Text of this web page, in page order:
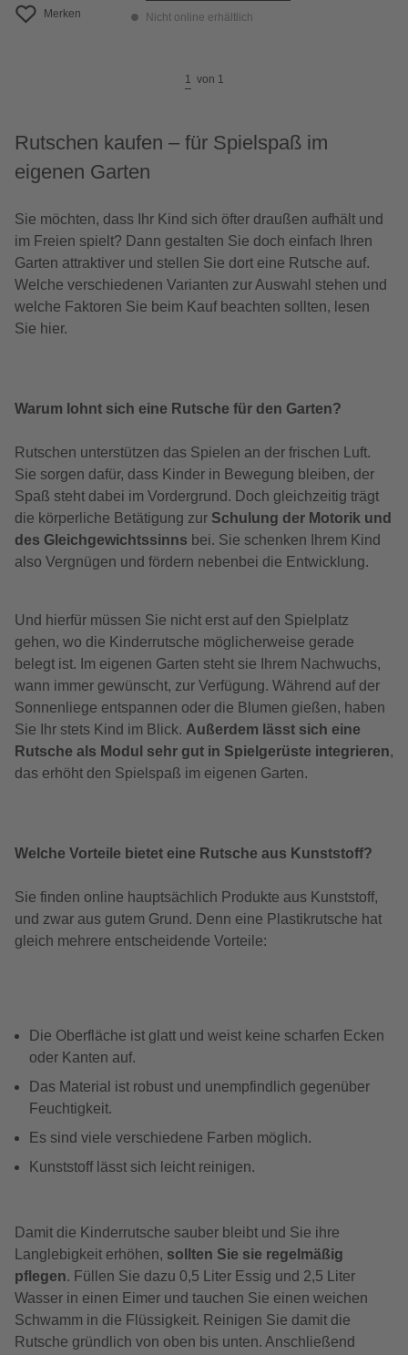
Merken Nicht online erhältlich
1 von 1
Rutschen kaufen – für Spielspaß im
eigenen Garten
Sie möchten, dass Ihr Kind sich öfter draußen aufhält und
im Freien spielt? Dann gestalten Sie doch einfach Ihren
Garten attraktiver und stellen Sie dort eine Rutsche auf.
Welche verschiedenen Varianten zur Auswahl stehen und
welche Faktoren Sie beim Kauf beachten sollten, lesen
Sie hier.
Warum lohnt sich eine Rutsche für den Garten?
Rutschen unterstützen das Spielen an der frischen Luft.
Sie sorgen dafür, dass Kinder in Bewegung bleiben, der
Spaß steht dabei im Vordergrund. Doch gleichzeitig trägt
die körperliche Betätigung zur Schulung der Motorik und
des Gleichgewichtssinns bei. Sie schenken Ihrem Kind
also Vergnügen und fördern nebenbei die Entwicklung.
Und hierfür müssen Sie nicht erst auf den Spielplatz
gehen, wo die Kinderrutsche möglicherweise gerade
belegt ist. Im eigenen Garten steht sie Ihrem Nachwuchs,
wann immer gewünscht, zur Verfügung. Während auf der
Sonnenliege entspannen oder die Blumen gießen, haben
Sie Ihr stets Kind im Blick. Außerdem lässt sich eine
Rutsche als Modul sehr gut in Spielgerüste integrieren,
das erhöht den Spielspaß im eigenen Garten.
Welche Vorteile bietet eine Rutsche aus Kunststoff?
Sie finden online hauptsächlich Produkte aus Kunststoff,
und zwar aus gutem Grund. Denn eine Plastikrutsche hat
gleich mehrere entscheidende Vorteile:
Die Oberfläche ist glatt und weist keine scharfen Ecken
oder Kanten auf.
Das Material ist robust und unempfindlich gegenüber
Feuchtigkeit.
Es sind viele verschiedene Farben möglich.
Kunststoff lässt sich leicht reinigen.
Damit die Kinderrutsche sauber bleibt und Sie ihre
Langlebigkeit erhöhen, sollten Sie sie regelmäßig
pflegen. Füllen Sie dazu 0,5 Liter Essig und 2,5 Liter
Wasser in einen Eimer und tauchen Sie einen weichen
Schwamm in die Flüssigkeit. Reinigen Sie damit die
Rutsche gründlich von oben bis unten. Anschließend